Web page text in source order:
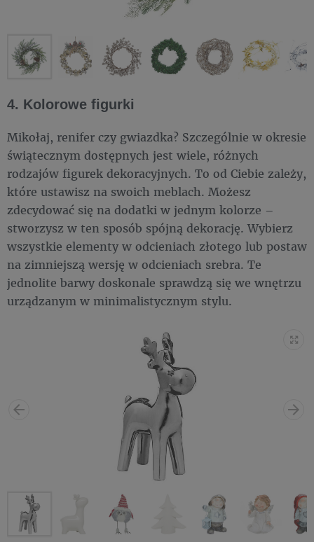
4. Kolorowe figurki
Mikołaj, renifer czy gwiazdka? Szczególnie w okresie
świątecznym dostępnych jest wiele, różnych
rodzajów figurek dekoracyjnych. To od Ciebie zależy,
które ustawisz na swoich meblach. Możesz
zdecydować się na dodatki w jednym kolorze –
stworzysz w ten sposób spójną dekorację. Wybierz
wszystkie elementy w odcieniach złotego lub postaw
na zimniejszą wersję w odcieniach srebra. Te
jednolite barwy doskonale sprawdzą się we wnętrzu
urządzanym w minimalistycznym stylu.